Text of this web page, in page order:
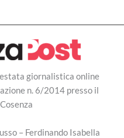
giornalistica online
n. 6/2014 presso il
– Ferdinando Isabella